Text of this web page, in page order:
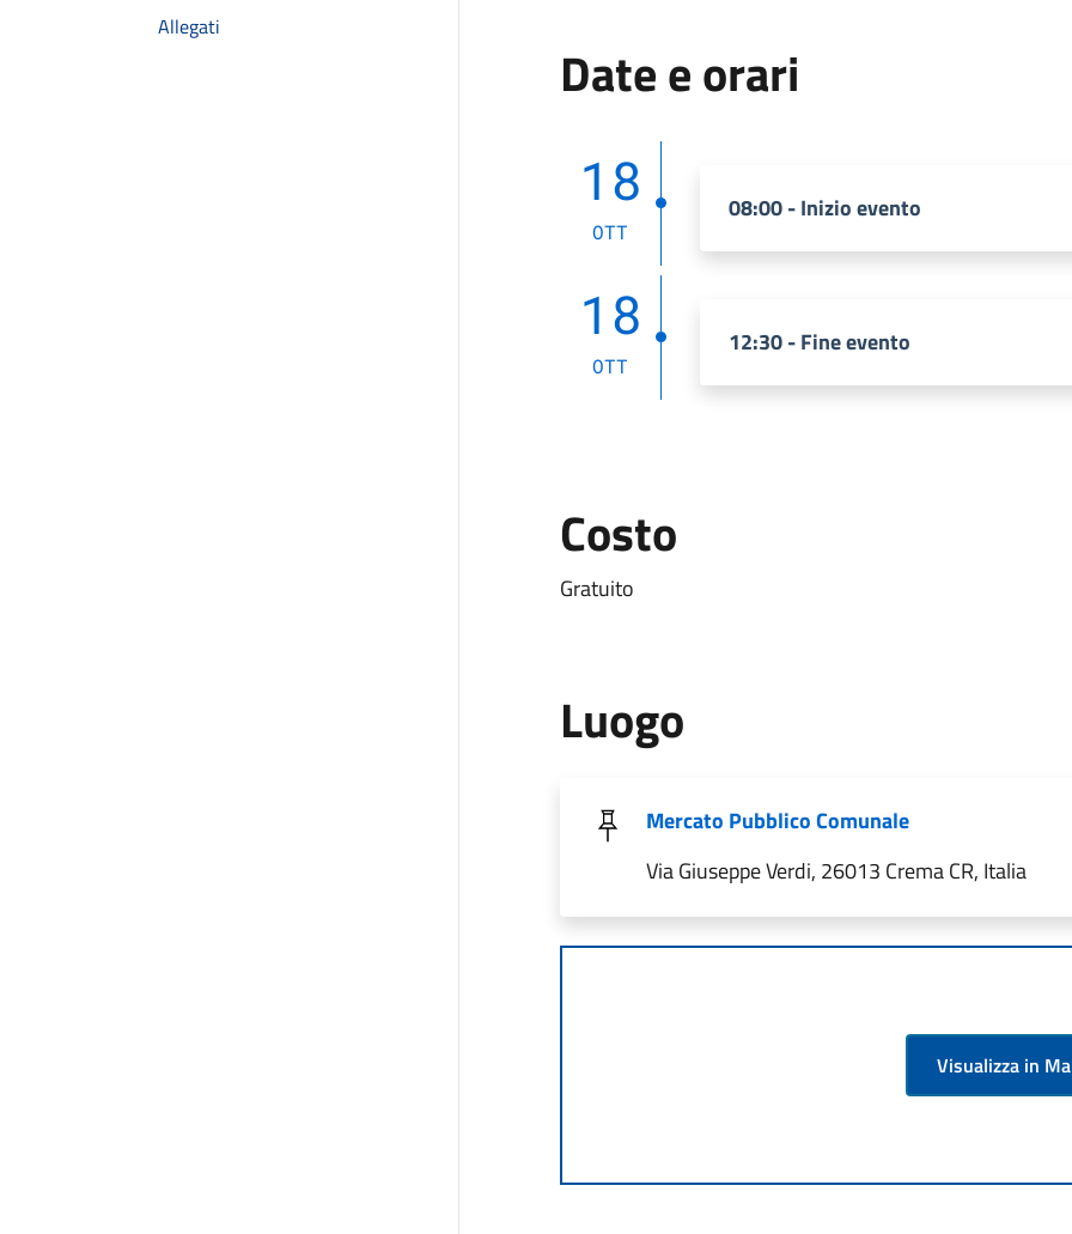
Allegati
Date e orari
18
OTT
08:00 - Inizio evento
18
OTT
12:30 - Fine evento
Costo
Gratuito
Luogo
Mercato Pubblico Comunale
Via Giuseppe Verdi, 26013 Crema CR, Italia
Visualizza in